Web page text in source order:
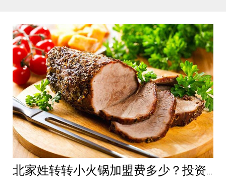
北家姓转转小火锅加盟费多少？投资30万一家网红火锅店就属于你